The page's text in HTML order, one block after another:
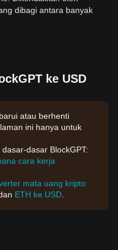
dibagi antara banyak
kita.
pada tahun 2009.
dunia dalam
masyarakat sebagai
tidak dapat disensor dan
bagi pengguna.
kunci yang membuatnya
adalah
ke USD
atau berhenti
ini hanya untuk
dasar BlockGPT:
cara kerja
mata uang kripto
ETH ke USD